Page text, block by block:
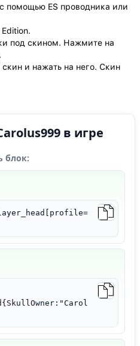
помощью ES проводника или
под скином. Нажмите на
и нажать на него. Скин
в игре
блок: